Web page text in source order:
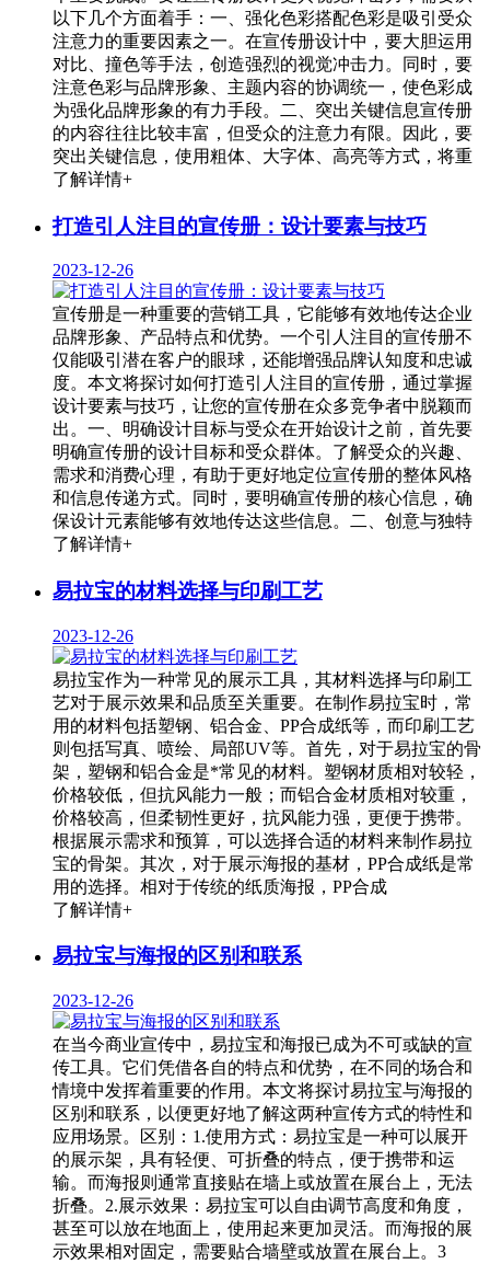
以下几个方面着手：一、强化色彩搭配色彩是吸引受众
注意力的重要因素之一。在宣传册设计中，要大胆运用
对比、撞色等手法，创造强烈的视觉冲击力。同时，要
注意色彩与品牌形象、主题内容的协调统一，使色彩成
为强化品牌形象的有力手段。二、突出关键信息宣传册
的内容往往比较丰富，但受众的注意力有限。因此，要
突出关键信息，使用粗体、大字体、高亮等方式，将重
了解详情+
打造引人注目的宣传册：设计要素与技巧
2023-12-26
宣传册是一种重要的营销工具，它能够有效地传达企业
品牌形象、产品特点和优势。一个引人注目的宣传册不
仅能吸引潜在客户的眼球，还能增强品牌认知度和忠诚
度。本文将探讨如何打造引人注目的宣传册，通过掌握
设计要素与技巧，让您的宣传册在众多竞争者中脱颖而
出。一、明确设计目标与受众在开始设计之前，首先要
明确宣传册的设计目标和受众群体。了解受众的兴趣、
需求和消费心理，有助于更好地定位宣传册的整体风格
和信息传递方式。同时，要明确宣传册的核心信息，确
保设计元素能够有效地传达这些信息。二、创意与独特
了解详情+
易拉宝的材料选择与印刷工艺
2023-12-26
易拉宝作为一种常见的展示工具，其材料选择与印刷工
艺对于展示效果和品质至关重要。在制作易拉宝时，常
用的材料包括塑钢、铝合金、PP合成纸等，而印刷工艺
则包括写真、喷绘、局部UV等。首先，对于易拉宝的骨
架，塑钢和铝合金是*常见的材料。塑钢材质相对较轻，
价格较低，但抗风能力一般；而铝合金材质相对较重，
价格较高，但柔韧性更好，抗风能力强，更便于携带。
根据展示需求和预算，可以选择合适的材料来制作易拉
宝的骨架。其次，对于展示海报的基材，PP合成纸是常
用的选择。相对于传统的纸质海报，PP合成
了解详情+
易拉宝与海报的区别和联系
2023-12-26
在当今商业宣传中，易拉宝和海报已成为不可或缺的宣
传工具。它们凭借各自的特点和优势，在不同的场合和
情境中发挥着重要的作用。本文将探讨易拉宝与海报的
区别和联系，以便更好地了解这两种宣传方式的特性和
应用场景。区别：1.使用方式：易拉宝是一种可以展开
的展示架，具有轻便、可折叠的特点，便于携带和运
输。而海报则通常直接贴在墙上或放置在展台上，无法
折叠。2.展示效果：易拉宝可以自由调节高度和角度，
甚至可以放在地面上，使用起来更加灵活。而海报的展
示效果相对固定，需要贴合墙壁或放置在展台上。3